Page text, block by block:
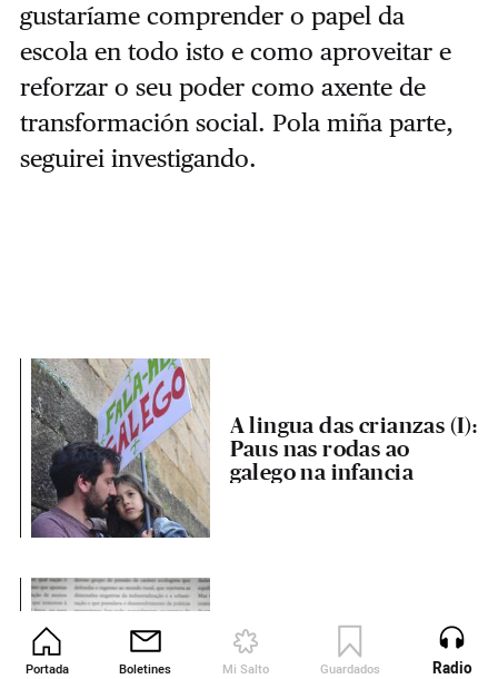
Portada Boletines Mi Salto Guardados Revista
gustaríame comprender o papel da
escola en todo isto e como aproveitar e
reforzar o seu poder como axente de
transformación social. Pola miña parte,
seguirei investigando.
A lingua das crianzas (I):
Paus nas rodas ao
galego na infancia
O galego que falamosRadio